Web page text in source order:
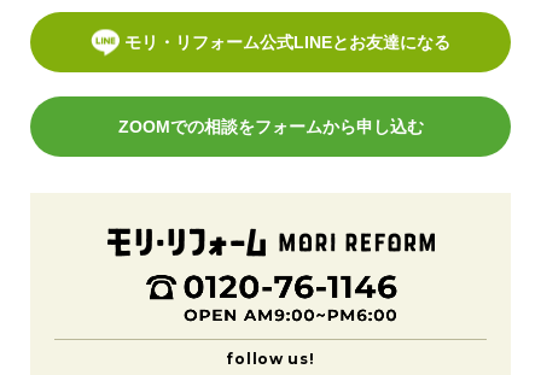
モリ・リフォーム公式LINEとお友達になる
ZOOMでの相談をフォームから申し込む